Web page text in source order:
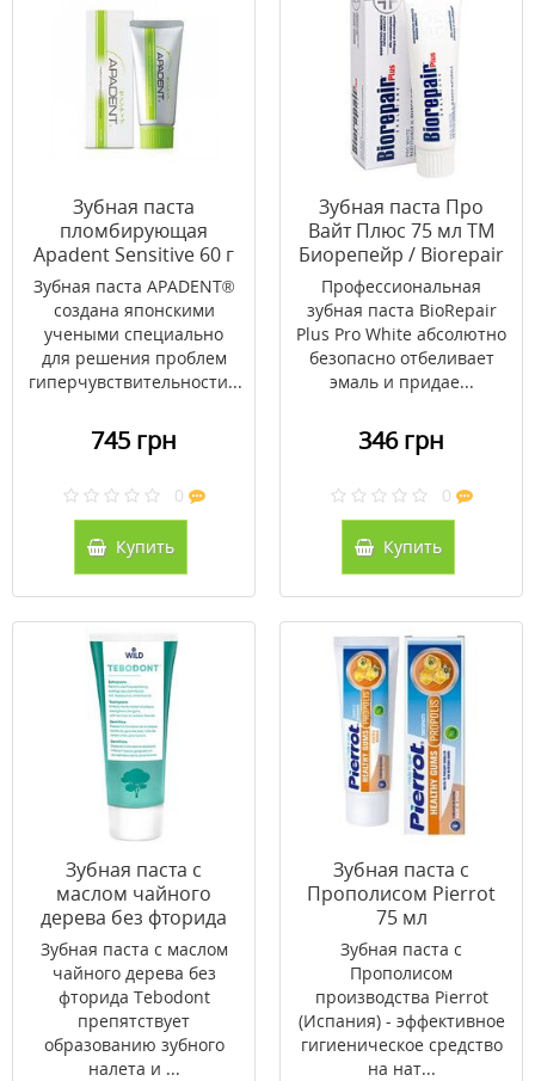
Зубная паста
пломбирующая
Apadent Sensitive 60 г
Зубная паста APADENT®
создана японскими
учеными специально
для решения проблем
гиперчувствительности...
745 грн
0
Купить
Зубная паста Про
Вайт Плюс 75 мл ТМ
Биорепейр / Biorepair
Профессиональная
зубная паста BioRepair
Plus Pro White абсолютно
безопасно отбеливает
эмаль и придае...
346 грн
0
Купить
Зубная паста с
маслом чайного
дерева без фторида
Tebodont 75 мл
Зубная паста с маслом
чайного дерева без
фторида Tebodont
препятствует
образованию зубного
налета и ...
Зубная паста с
Прополисом Pierrot
75 мл
Зубная паста с
Прополисом
производства Pierrot
(Испания) - эффективное
гигиеническое средство
на нат...